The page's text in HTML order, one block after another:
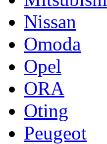
Nissan
Omoda
Opel
ORA
Oting
Peugeot